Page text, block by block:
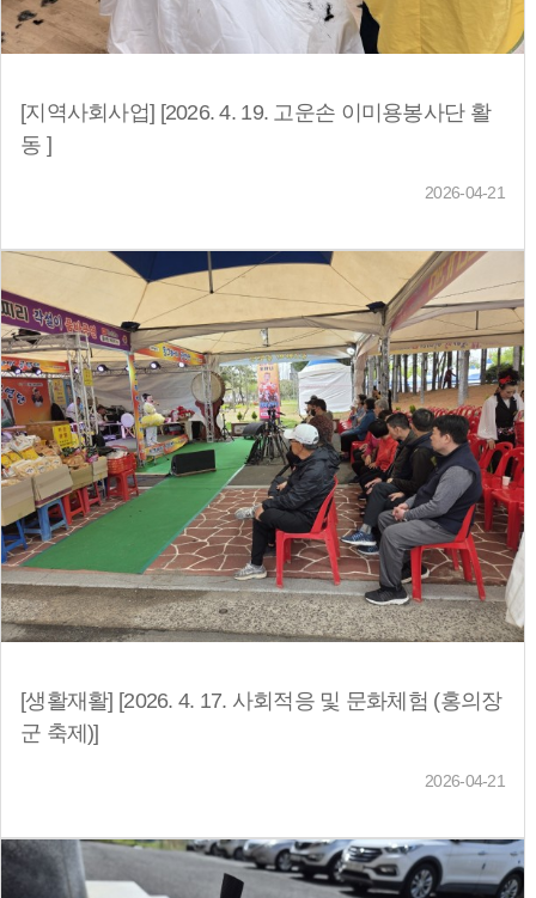
[지역사회사업] [2026. 4. 19. 고운손 이미용봉사단 활
동 ]
2026-04-21
[생활재활] [2026. 4. 17. 사회적응 및 문화체험 (홍의장
군 축제)]
2026-04-21